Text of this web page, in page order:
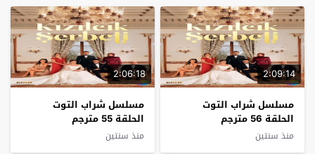
2:09:14
مسلسل شراب التوت
الحلقة 56 مترجم
منذ سنتين
2:06:18
مسلسل شراب التوت
الحلقة 55 مترجم
منذ سنتين